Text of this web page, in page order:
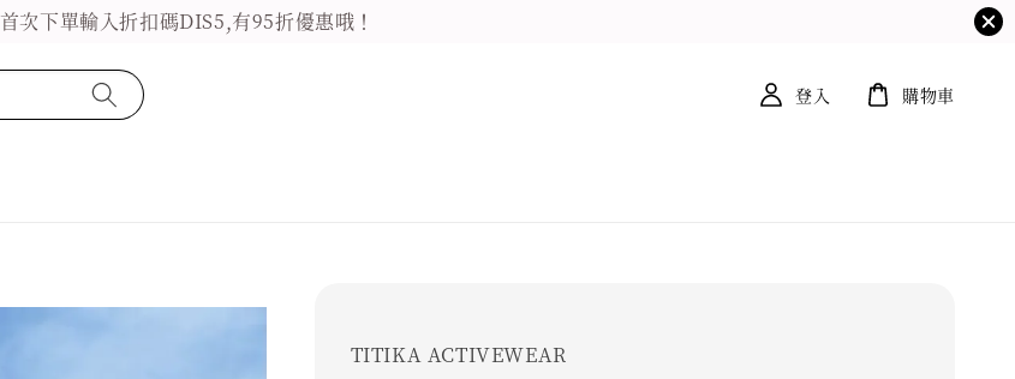
首次下單輸入折扣碼DIS5,有95折優惠哦！
登入 購物車
TITIKA ACTIVEWEAR